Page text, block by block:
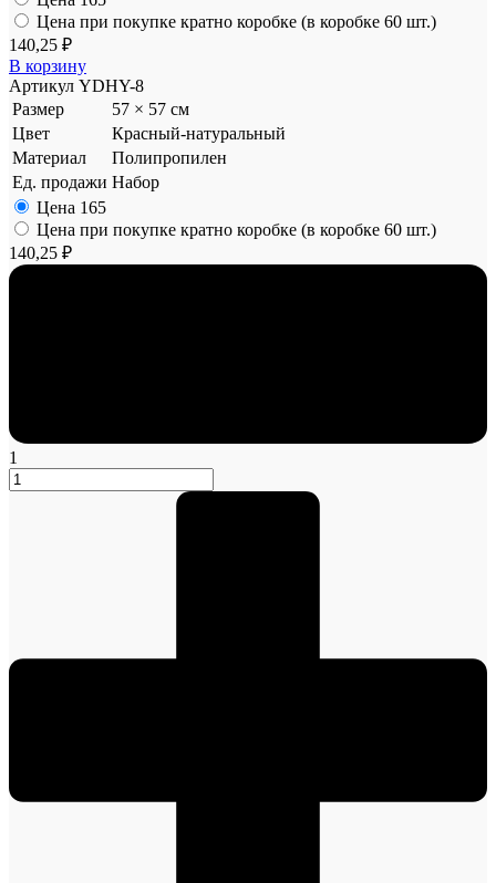
Цена при покупке кратно коробке (в коробке 60 шт.)
140,25 ₽
В корзину
Артикул YDHY-8
Размер
57 × 57 см
Цвет
Красный-натуральный
Материал
Полипропилен
Ед. продажи Набор
Цена 165
Цена при покупке кратно коробке (в коробке 60 шт.)
140,25 ₽
1